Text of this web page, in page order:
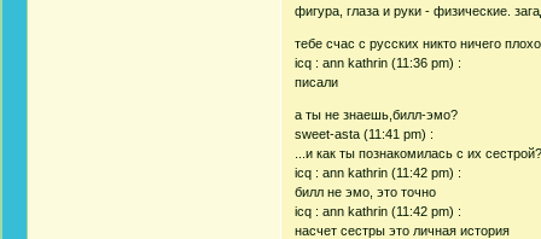
фигура, глаза и руки - физические.
тебе счас с русских никто ничего
icq : ann kathrin (11:36 pm) :
писали
а ты не знаешь,билл-эмо?
sweet-asta (11:41 pm) :
...и как ты познакомилась с их
icq : ann kathrin (11:42 pm) :
билл не эмо, это точно
icq : ann kathrin (11:42 pm) :
насчет сестры это личная история